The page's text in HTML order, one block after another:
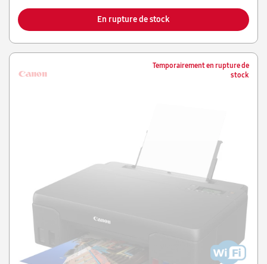
En rupture de stock
Temporairement en rupture de
stock